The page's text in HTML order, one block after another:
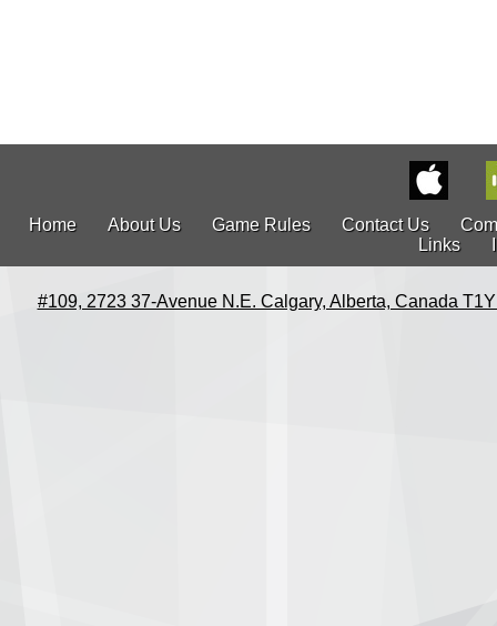
Home About Us Game Rules Contact Us
Links
#109, 2723 37-Avenue N.E. Calgary, Alberta, Canada